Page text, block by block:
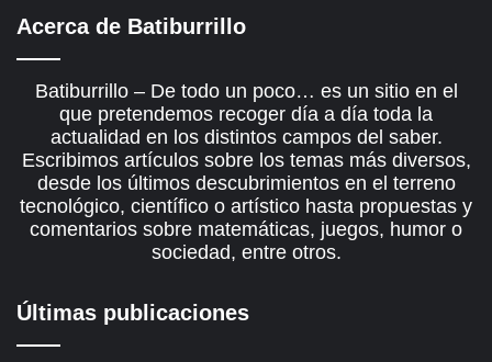
Acerca de Batiburrillo
Batiburrillo – De todo un poco… es un sitio en el
que pretendemos recoger día a día toda la
actualidad en los distintos campos del saber.
Escribimos artículos sobre los temas más diversos,
desde los últimos descubrimientos en el terreno
tecnológico, científico o artístico hasta propuestas y
comentarios sobre matemáticas, juegos, humor o
sociedad, entre otros.
Últimas publicaciones